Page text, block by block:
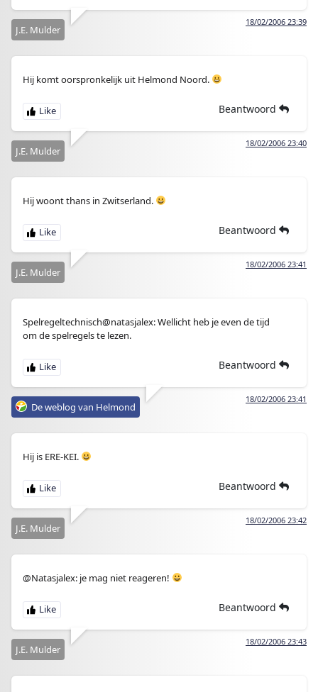
18/02/2006 23:39
J.E. Mulder
Hij komt oorspronkelijk uit Helmond Noord.
Beantwoord
18/02/2006 23:40
J.E. Mulder
Hij woont thans in Zwitserland.
Beantwoord
18/02/2006 23:41
J.E. Mulder
Spelregeltechnisch@natasjalex: Wellicht heb je even de tijd
om de spelregels te lezen.
Beantwoord
18/02/2006 23:41
De weblog van Helmond
Hij is ERE-KEI.
Beantwoord
18/02/2006 23:42
J.E. Mulder
@Natasjalex: je mag niet reageren!
Beantwoord
18/02/2006 23:43
J.E. Mulder